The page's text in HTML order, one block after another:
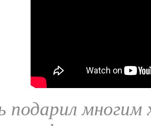
подарил многим